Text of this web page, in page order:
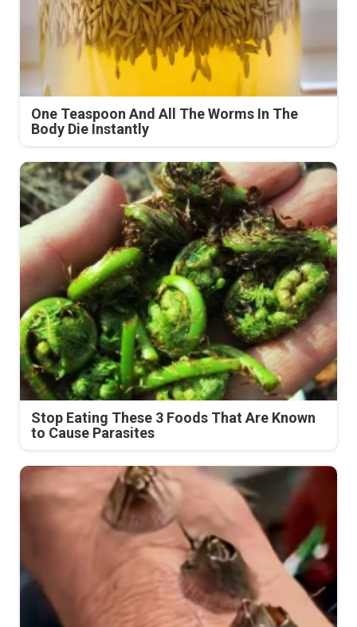
One Teaspoon And All The Worms In The
Body Die Instantly
Stop Eating These 3 Foods That Are Known
to Cause Parasites